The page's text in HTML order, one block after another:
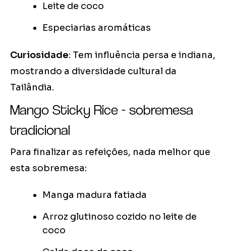
Leite de coco
Especiarias aromáticas
Curiosidade: Tem influência persa e indiana,
mostrando a diversidade cultural da
Tailândia.
Mango Sticky Rice - sobremesa
tradicional
Para finalizar as refeições, nada melhor que
esta sobremesa:
Manga madura fatiada
Arroz glutinoso cozido no leite de
coco